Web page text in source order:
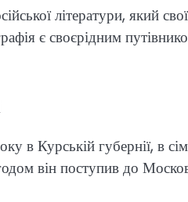
літератури, який
є своєрідним
в Курській губернії, в
він поступив до